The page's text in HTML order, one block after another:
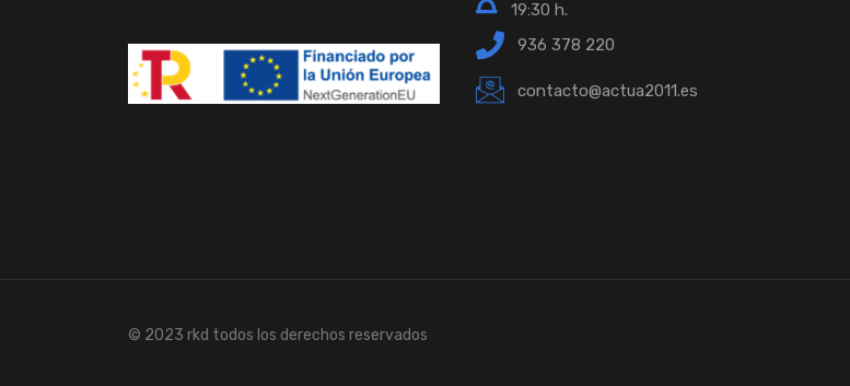
19:30 h.
936 378 220
contacto@actua2011.es
© 2023 rkd todos los derechos reservados